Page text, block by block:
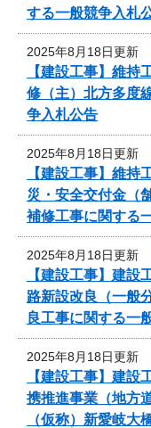
する一般競争入札
2025年8月18日更新
【建設工事】維
修（主）北方多度
争入札公告
2025年8月18日更新
【建設工事】維
災・安全交付金（
補修工事に関する
2025年8月18日更新
【建設工事】建
路新設改良（一般
良工事に関する一
2025年8月18日更新
【建設工事】建
携推進事業（地方
（仮称）新愛岐大